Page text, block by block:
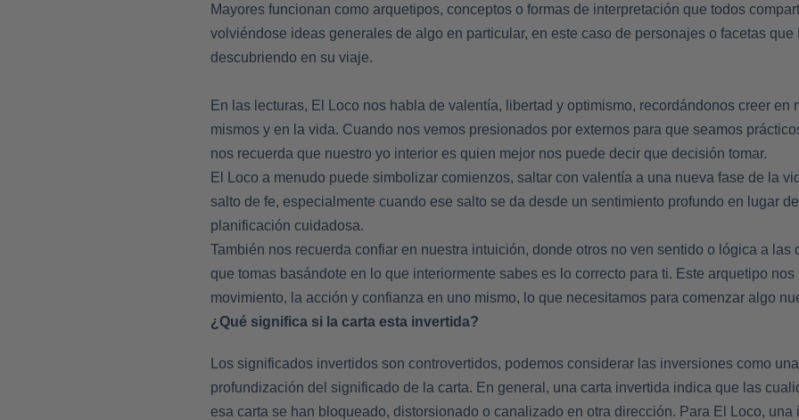
Mayores funcionan como arquetipos, conceptos o formas de interpretación que todos
volviéndose ideas generales de algo en particular, en este caso de personajes o facetas que
descubriendo en su viaje.
En las lecturas, El Loco nos habla de valentía, libertad y optimismo, recordándonos creer en
mismos y en la vida. Cuando nos vemos presionados por externos para que seamos
nos recuerda que nuestro yo interior es quien mejor nos puede decir que decisión tomar.
El Loco a menudo puede simbolizar comienzos, saltar con valentía a una nueva fase de la
salto de fe, especialmente cuando ese salto se da desde un sentimiento profundo en lugar
planificación cuidadosa.
También nos recuerda confiar en nuestra intuición, donde otros no ven sentido o lógica a las
que tomas basándote en lo que interiormente sabes es lo correcto para ti. Este arquetipo nos
movimiento, la acción y confianza en uno mismo, lo que necesitamos para comenzar algo
¿Qué significa si la carta esta invertida?
Los significados invertidos son controvertidos, podemos considerar las inversiones como una
profundización del significado de la carta. En general, una carta invertida indica que las
esa carta se han bloqueado, distorsionado o canalizado en otra dirección. Para El Loco, una